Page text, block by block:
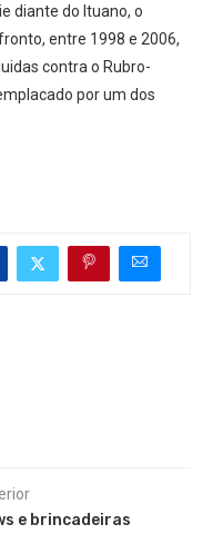
diante do Ituano, o
entre 1998 e 2006,
contra o Rubro-
por um dos
e brincadeiras